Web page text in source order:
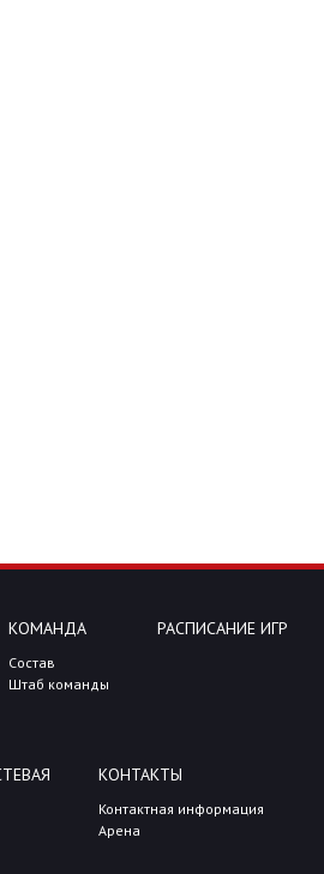
КОМАНДА
Состав
Штаб команды
РАСПИСАНИЕ ИГР
КОНТАКТЫ
Контактная информация
Арена